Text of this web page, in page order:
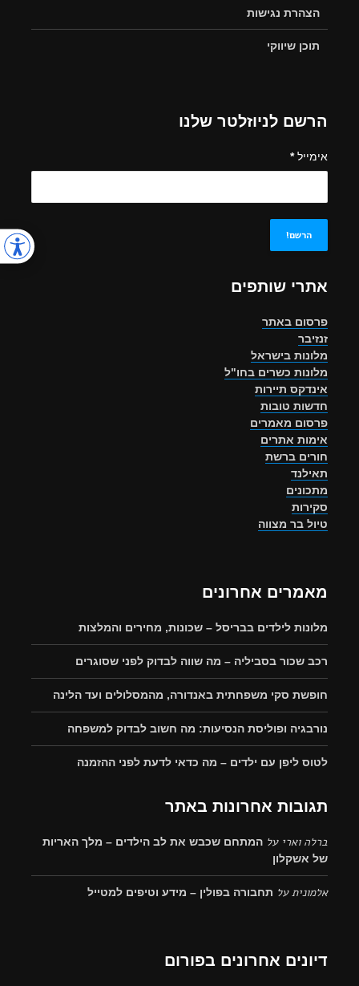
הצהרת נגישות
תוכן שיווקי
הרשם לניוזלטר שלנו
אימייל*
אתרי שותפים
פרסום באתר
זנזיבר
מלונות בישראל
מלונות כשרים בחו"ל
אינדקס תיירות
חדשות טובות
פרסום מאמרים
אימות אתרים
חורים ברשת
תאילנד
מתכונים
סקירות
טיול בר מצווה
מאמרים אחרונים
מלונות לילדים בבריסל – שכונות, מחירים והמלצות
רכב שכור בסביליה – מה שווה לבדוק לפני שסוגרים
חופשת סקי משפחתית באנדורה, מהמסלולים ועד הלינה
נורבגיה ופוליסת הנסיעות: מה חשוב לבדוק למשפחה
לטוס ליפן עם ילדים – מה כדאי לדעת לפני ההזמנה
תגובות אחרונות באתר
ברלה וארי על המתחם שכבש את לב הילדים – מלך האריות
של אשקלון
אלמוניתעל תחבורה בפולין – מידע וטיפים למטייל
דיונים אחרונים בפורום